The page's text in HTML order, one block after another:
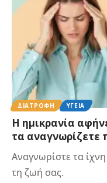
ΔΙΑΤΡΟΦΉ ΥΓΕΊΑ
Η ημικρανία
τα αναγνωρίζετε
Αναγνωρίστε τα
τη ζωή σας.